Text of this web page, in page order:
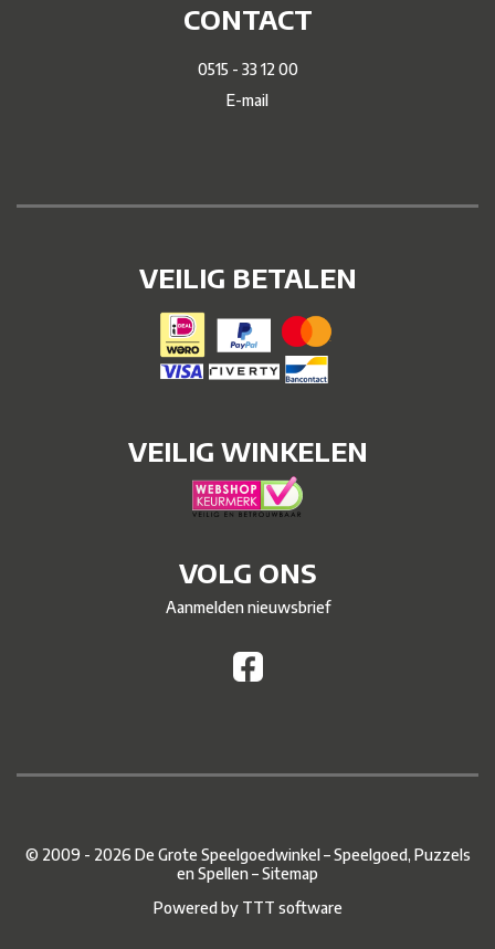
CONTACT
0515 - 33 12 00
E-mail
VEILIG BETALEN
VEILIG WINKELEN
VOLG ONS
Aanmelden nieuwsbrief
© 2009 - 2026 De Grote Speelgoedwinkel – Speelgoed, Puzzels
en Spellen –Sitemap
Powered by TTT software